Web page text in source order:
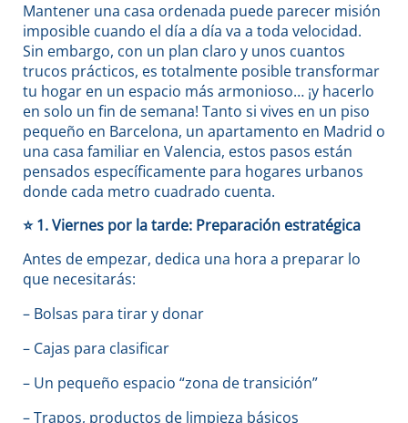
Mantener una casa ordenada puede parecer misión
imposible cuando el día a día va a toda velocidad.
Sin embargo, con un plan claro y unos cuantos
trucos prácticos, es totalmente posible transformar
tu hogar en un espacio más armonioso… ¡y hacerlo
en solo un fin de semana! Tanto si vives en un piso
pequeño en Barcelona, un apartamento en Madrid o
una casa familiar en Valencia, estos pasos están
pensados específicamente para hogares urbanos
donde cada metro cuadrado cuenta.
⭐1. Viernes por la tarde: Preparación estratégica
Antes de empezar, dedica una hora a preparar lo
que necesitarás:
– Bolsas para tirar y donar
– Cajas para clasificar
– Un pequeño espacio “zona de transición”
– Trapos, productos de limpieza básicos